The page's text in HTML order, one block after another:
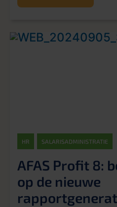
HR SALARISADMINISTRATIE
AFAS Profit 8:
op de nieuwe